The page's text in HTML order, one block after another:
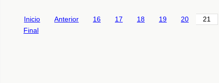
Inicio Anterior 16 17 18 19 20
21
Final